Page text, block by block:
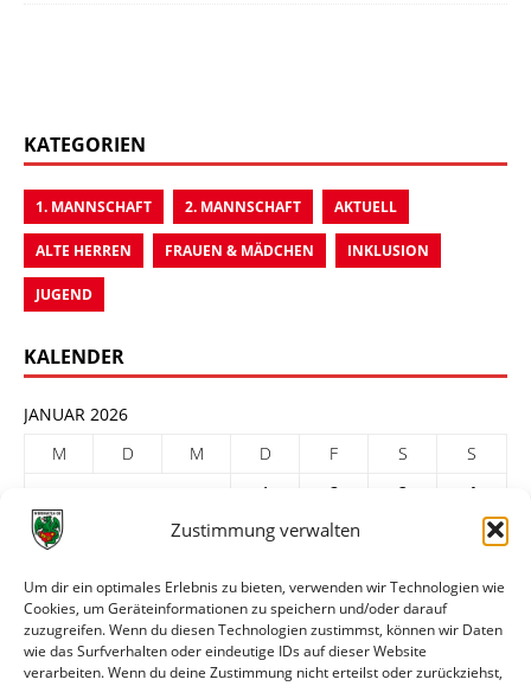
Zustimmung verwalten
Um dir ein optimales Erlebnis zu bieten, verwenden wir Technologien wie
Cookies, um Geräteinformationen zu speichern und/oder darauf
zuzugreifen. Wenn du diesen Technologien zustimmst, können wir Daten
wie das Surfverhalten oder eindeutige IDs auf dieser Website
verarbeiten. Wenn du deine Zustimmung nicht erteilst oder zurückziehst,
KATEGORIEN
1. MANNSCHAFT 2. MANNSCHAFT AKTUELL
ALTE HERREN FRAUEN & MÄDCHEN INKLUSION
JUGEND
KALENDER
JANUAR 2026
M
D M D F S
S
1
2 3
4
5
7 8 9
19
20 21 22 23 24
26
27 28 29 30
31